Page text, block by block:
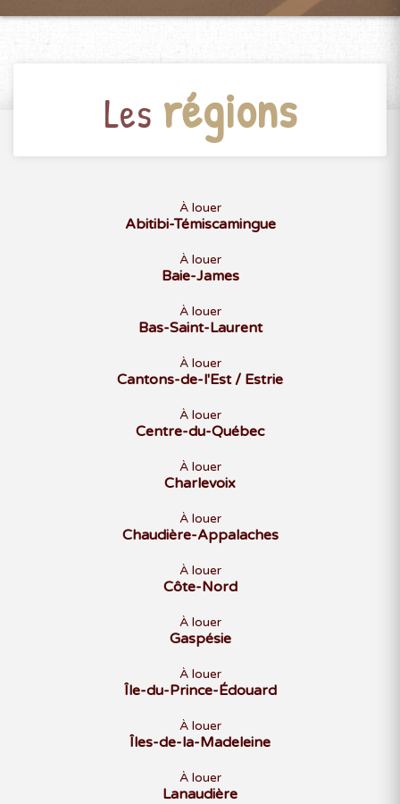
Les régions
À louer
Abitibi-Témiscamingue
À louer
Baie-James
À louer
Bas-Saint-Laurent
À louer
Cantons-de-l'Est / Estrie
À louer
Centre-du-Québec
À louer
Charlevoix
À louer
Chaudière-Appalaches
À louer
Côte-Nord
À louer
Gaspésie
À louer
Île-du-Prince-Édouard
À louer
Îles-de-la-Madeleine
À louer
Lanaudière